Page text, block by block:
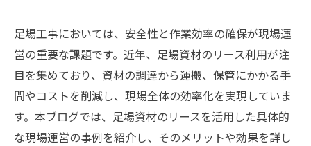
足場工事においては、安全性と作業効率の確保が現場運
営の重要な課題です。近年、足場資材のリース利用が注
目を集めており、資材の調達から運搬、保管にかかる手
間やコストを削減し、現場全体の効率化を実現していま
す。本ブログでは、足場資材のリースを活用した具体的
な現場運営の事例を紹介し、そのメリットや効果を詳し